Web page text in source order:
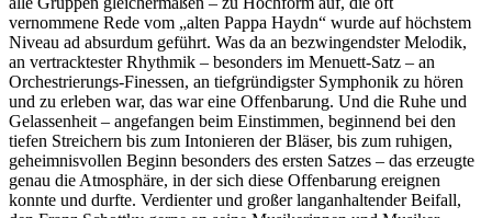
vernommene Rede vom „alten Pappa Haydn“ wurde auf höchstem
Niveau ad absurdum geführt. Was da an bezwingendster Melodik,
an vertracktester Rhythmik – besonders im Menuett-Satz – an
Orchestrierungs-Finessen, an tiefgründigster Symphonik zu hören
und zu erleben war, das war eine Offenbarung. Und die Ruhe und
Gelassenheit – angefangen beim Einstimmen, beginnend bei den
tiefen Streichern bis zum Intonieren der Bläser, bis zum ruhigen,
geheimnisvollen Beginn besonders des ersten Satzes – das erzeugte
genau die Atmosphäre, in der sich diese Offenbarung ereignen
konnte und durfte. Verdienter und großer langanhaltender Beifall,